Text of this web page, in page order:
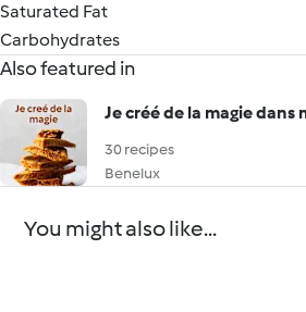
Saturated Fat
Carbohydrates
Also featured in
Je créé de la magie dans
30 recipes
Benelux
You might also like...